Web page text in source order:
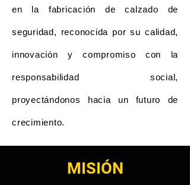
en la fabricación de calzado de
seguridad, reconocida por su calidad,
innovación y compromiso con la
responsabilidad social,
proyectándonos hacia un futuro de
crecimiento.
MISIÓN